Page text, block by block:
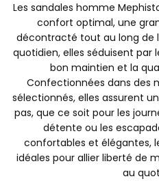
Les sandales homme
confort optimal, une
décontracté tout au long de
quotidien, elles séduisent par
bon maintien et la
Confectionnées dans des
sélectionnés, elles assurent
pas, que ce soit pour les
détente ou les
confortables et élégantes,
idéales pour allier liberté de
au